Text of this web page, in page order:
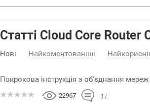
Статті Cloud Core Router
Нові Найкоментованіші
Покрокова інструкція з об'єднання
22967 17